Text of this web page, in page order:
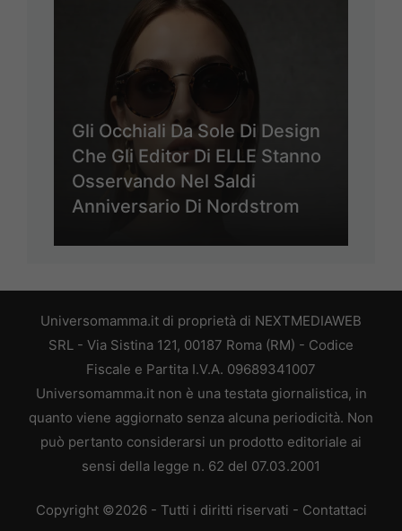
Gli Occhiali Da Sole Di Design
Che Gli Editor Di ELLE Stanno
Osservando Nel Saldi
Anniversario Di Nordstrom
Universomamma.it di proprietà di NEXTMEDIAWEB
SRL - Via Sistina 121, 00187 Roma (RM) - Codice
Fiscale e Partita I.V.A. 09689341007
Universomamma.it non è una testata giornalistica, in
quanto viene aggiornato senza alcuna periodicità. Non
può pertanto considerarsi un prodotto editoriale ai
sensi della legge n. 62 del 07.03.2001
Copyright ©2026 - Tutti i diritti riservati - Contattaci